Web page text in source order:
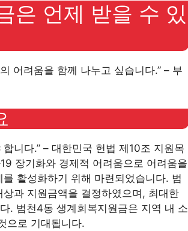
은 언제 받을 수 있
어려움을 함께 나누고 싶습니다.” – 부
니다.” – 대한민국 헌법 제10조 지원목
장기화와 경제적 어려움으로 어려움을
활성화하기 위해 마련되었습니다. 범
과 지원금액을 결정하였으며, 최대한
. 범천4동 생계회복지원금은 지역 내 소
으로 기대됩니다.